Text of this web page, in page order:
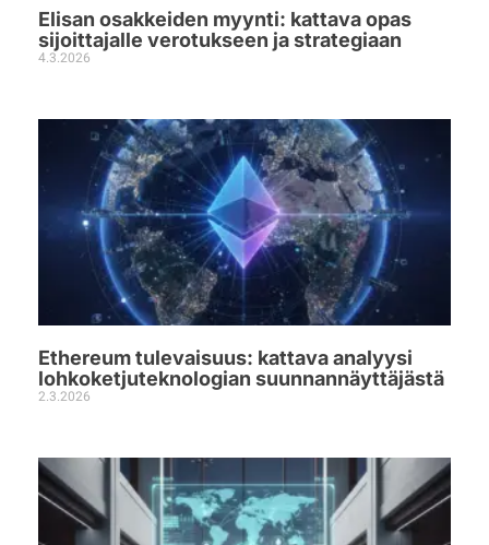
Elisan osakkeiden myynti: kattava opas
sijoittajalle verotukseen ja strategiaan
4.3.2026
Ethereum tulevaisuus: kattava analyysi
lohkoketjuteknologian suunnannäyttäjästä
2.3.2026